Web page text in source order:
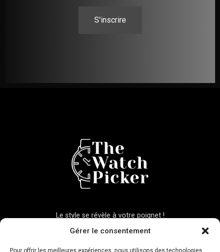
Gérer le consentement
Pour offrir les meilleures expériences, nous utilisons des technologies
S'inscrire
Le style se révèle à votre poignet !
Liens légaux